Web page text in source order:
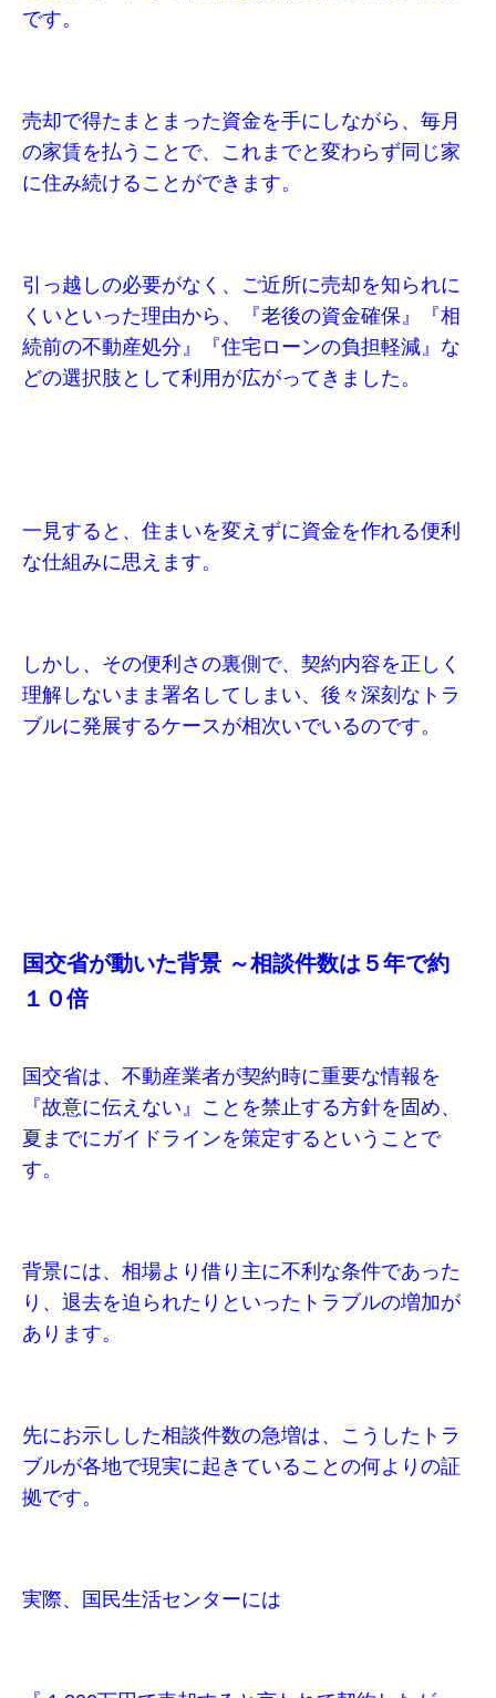
です。
売却で得たまとまった資金を手にしながら、毎月
の家賃を払うことで、これまでと変わらず同じ家
に住み続けることができます。
引っ越しの必要がなく、ご近所に売却を知られに
くいといった理由から、『老後の資金確保』『相
続前の不動産処分』『住宅ローンの負担軽減』な
どの選択肢として利用が広がってきました。
一見すると、住まいを変えずに資金を作れる便利
な仕組みに思えます。
しかし、その便利さの裏側で、契約内容を正しく
理解しないまま署名してしまい、後々深刻なトラ
ブルに発展するケースが相次いでいるのです。
国交省が動いた背景 ～相談件数は５年で約
１０倍
国交省は、不動産業者が契約時に重要な情報を
『故意に伝えない』ことを禁止する方針を固め、
夏までにガイドラインを策定するということで
す。
背景には、相場より借り主に不利な条件であった
り、退去を迫られたりといったトラブルの増加が
あります。
先にお示しした相談件数の急増は、こうしたトラ
ブルが各地で現実に起きていることの何よりの証
拠です。
実際、国民生活センターには